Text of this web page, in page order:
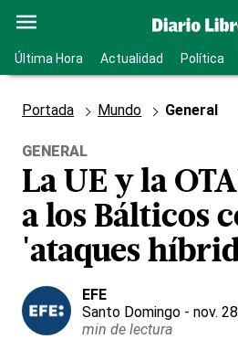
Última Hora Actualidad Política
Portada Mundo General
GENERAL
La UE y la
a los Bálticos
'ataques
EFE
Santo Domingo - nov.
min de lectura